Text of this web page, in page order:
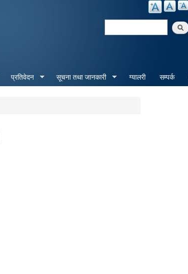
Search
प्रतिवेदन सूचना तथा जानकारी ग्यालरी सम्पर्क